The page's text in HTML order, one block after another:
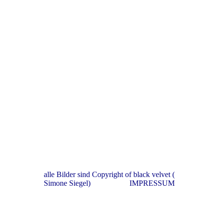
alle Bilder sind Copyright of black velvet (
Simone Siegel) IMPRESSUM